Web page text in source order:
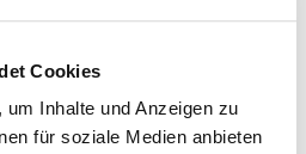
Cookies
Inhalte und Anzeigen zu
für soziale Medien anbieten
zu einem bestimmten Produkt
Bitte beachten Sie, dass es
Videos gibt.